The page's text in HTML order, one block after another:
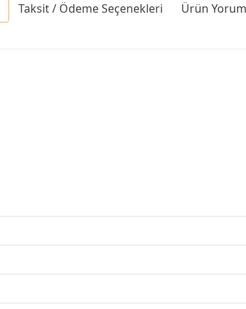
Taksit / Ödeme Seçenekleri Ürün